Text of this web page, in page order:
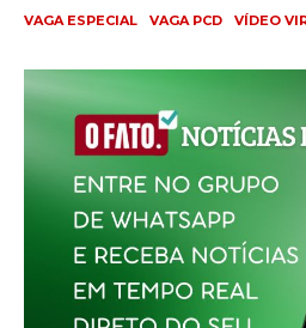
VAGA ESPECIAL VAGA PCD VÍDEO